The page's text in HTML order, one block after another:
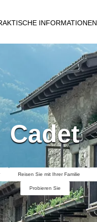
INFORMATIONEN
Cadet
Reisen Sie mit Ihrer Familie
Probieren Sie